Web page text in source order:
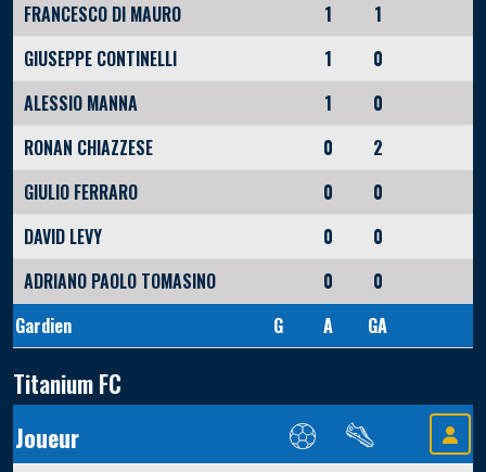
FRANCESCO DI MAURO
1
1
GIUSEPPE CONTINELLI
1
0
ALESSIO MANNA
1
0
RONAN CHIAZZESE
0
2
GIULIO FERRARO
0
0
DAVID LEVY
0
0
ADRIANO PAOLO TOMASINO
0
0
Gardien
G A GA
Titanium FC
Joueur